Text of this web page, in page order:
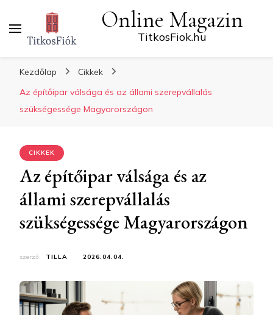
Online Magazin
TitkosFiok.hu
Kezdőlap
Cikkek
Az építőipar válsága és az állami szerepvállalás
szükségessége Magyarországon
CIKKEK
Az építőipar válsága és az
állami szerepvállalás
szükségessége Magyarországon
szerző: TILLA 2026.04.04.